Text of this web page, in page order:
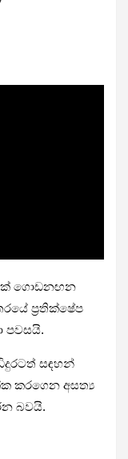
ගොඩනඟන
ප්‍රතික්ෂේප
පවසයි.
සඳහන්
කරගෙන අසත්‍ය
බවයි.